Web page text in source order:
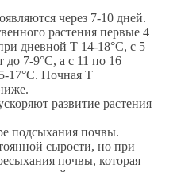
через 7-10 дней.
растения первые 4
дневной Т 14-18°С, с 5
7-9°С, а с 11 по 16
17°С. Ночная Т
развитие растения
подсыхания почвы.
сырости, но при
почвы, которая